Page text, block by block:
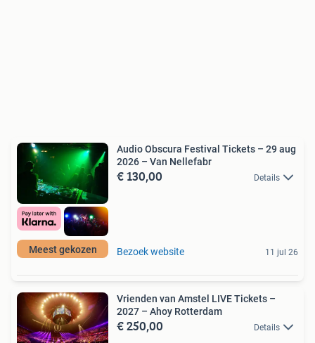
Meest gekozen
Audio Obscura Festival Tickets – 29 aug
2026 – Van Nellefabr
€ 130,00 Details
Bezoek website 11 jul 26
Vrienden van Amstel LIVE Tickets –
2027 – Ahoy Rotterdam
€ 250,00 Details